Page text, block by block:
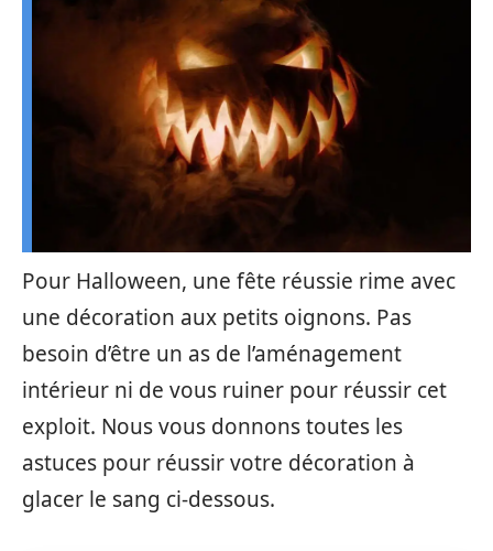
Pour Halloween, une fête réussie rime avec
une décoration aux petits oignons. Pas
besoin d’être un as de l’aménagement
intérieur ni de vous ruiner pour réussir cet
exploit. Nous vous donnons toutes les
astuces pour réussir votre décoration à
glacer le sang ci-dessous.